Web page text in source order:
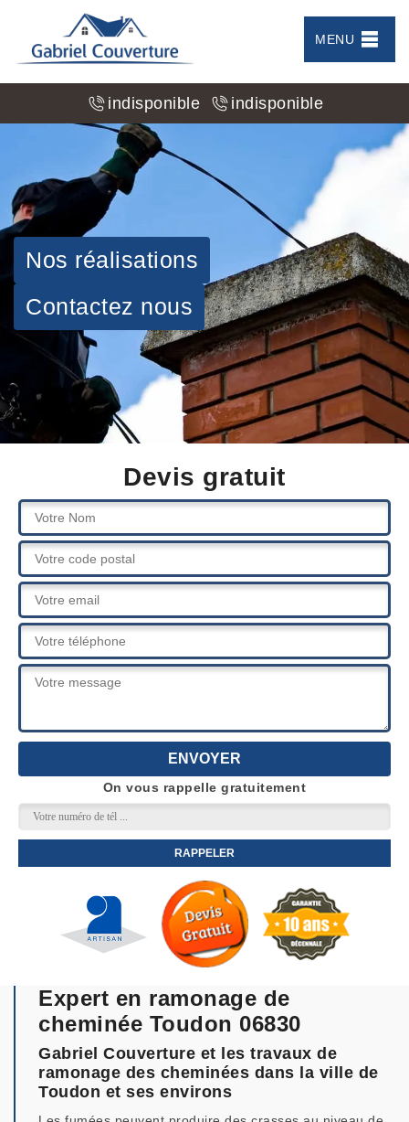
MENU
indisponible indisponible
Nos réalisations
Contactez nous
Devis gratuit
On vous rappelle gratuitement
Expert en ramonage de
cheminée Toudon 06830
Gabriel Couverture et les travaux de
ramonage des cheminées dans la ville de
Toudon et ses environs